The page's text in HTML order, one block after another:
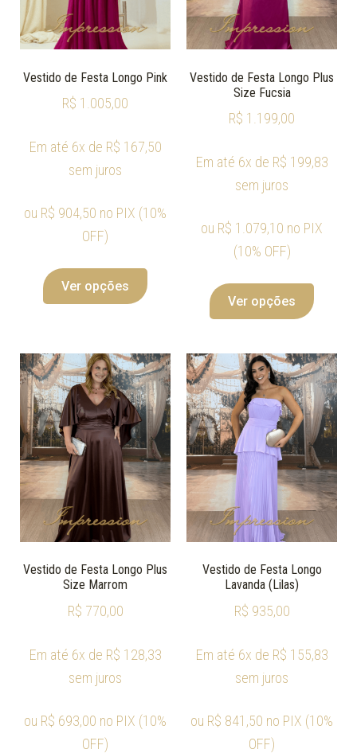
Vestido de Festa Longo Pink
R$ 1.005,00
Em até 6x de R$ 167,50
sem juros
ou R$ 904,50 no PIX (10%
OFF)
Ver opções
Vestido de Festa Longo Plus
Size Fucsia
R$ 1.199,00
Em até 6x de R$ 199,83
sem juros
ou R$ 1.079,10 no PIX
(10% OFF)
Ver opções
Vestido de Festa Longo Plus
Size Marrom
R$ 770,00
Em até 6x de R$ 128,33
sem juros
ou R$ 693,00 no PIX (10%
OFF)
Vestido de Festa Longo
Lavanda (Lilas)
R$ 935,00
Em até 6x de R$ 155,83
sem juros
ou R$ 841,50 no PIX (10%
OFF)